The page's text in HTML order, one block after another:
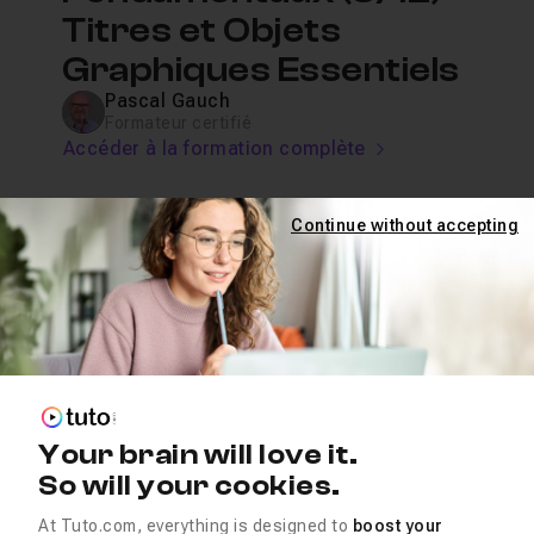
Titres et Objets
Graphiques Essentiels
Pascal Gauch
Accéder à la formation complète